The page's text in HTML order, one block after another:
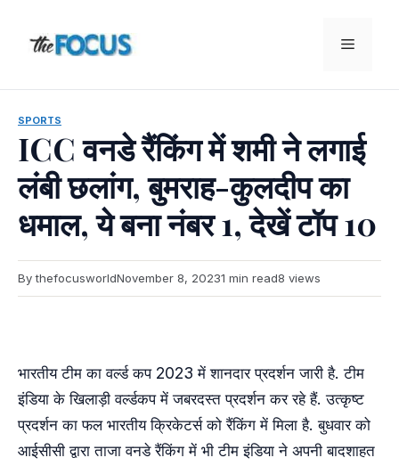
content
Menu
SPORTS
ICC वनडे रैंकिंग में शमी ने लगाई
लंबी छलांग, बुमराह-कुलदीप का
धमाल, ये बना नंबर 1, देखें टॉप 10
By thefocusworldNovember 8, 20231 min read8 views
भारतीय टीम का वर्ल्ड कप 2023 में शानदार प्रदर्शन जारी है. टीम
इंडिया के खिलाड़ी वर्ल्डकप में जबरदस्त प्रदर्शन कर रहे हैं. उत्कृष्ट
प्रदर्शन का फल भारतीय क्रिकेटर्स को रैंकिंग में मिला है. बुधवार को
आईसीसी द्वारा ताजा वनडे रैंकिंग में भी टीम इंडिया ने अपनी बादशाहत